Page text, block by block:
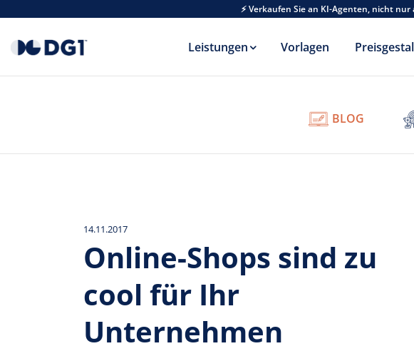
⚡ Verkaufen Sie an KI-Agenten, nicht
Leistungen Vorlagen
BLOG
14.11.2017
Online-Shops sind zu
cool für Ihr
Unternehmen